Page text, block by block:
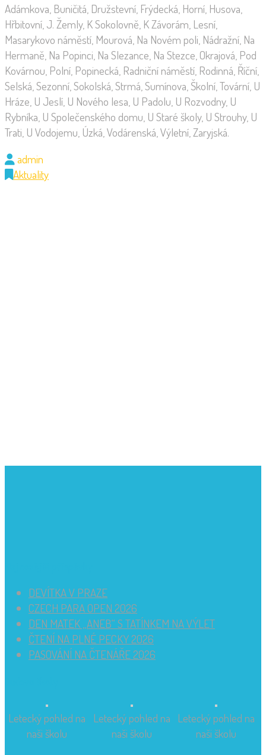
Adámkova, Buničitá, Družstevní, Frýdecká, Horní, Husova,
Hřbitovní, J. Žemly, K Sokolovně, K Závorám, Lesní,
Masarykovo náměstí, Mourová, Na Novém poli, Nádražní, Na
Hermaně, Na Popinci, Na Slezance, Na Stezce, Okrajová, Pod
Kovárnou, Polní, Popinecká, Radniční náměstí, Rodinná, Říční,
Selská, Sezonní, Sokolská, Strmá, Sumínova, Školní, Tovární, U
Hráze, U Jeslí, U Nového lesa, U Padolu, U Rozvodny, U
Rybníka, U Společenského domu, U Staré školy, U Strouhy, U
Trati, U Vodojemu, Úzká, Vodárenská, Výletní, Zaryjská.
admin
Aktuality
DEVÍTKA V PRAZE
CZECH PARA OPEN 2026
DEN MATEK „ANEB“ S TATÍNKEM NA VÝLET
ČTENÍ NA PLNÉ PECKY 2026
PASOVÁNÍ NA ČTENÁŘE 2026
Letecký pohled na
naši školu
Letecký pohled na
naši školu
Letecký pohled na
naši školu